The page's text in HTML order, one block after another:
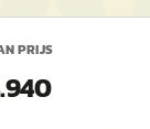
PRIJS